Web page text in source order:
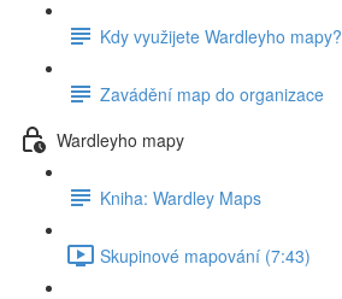
Kdy využijete Wardleyho mapy?
Zavádění map do organizace
Wardleyho mapy
Kniha: Wardley Maps
Skupinové mapování (7:43)